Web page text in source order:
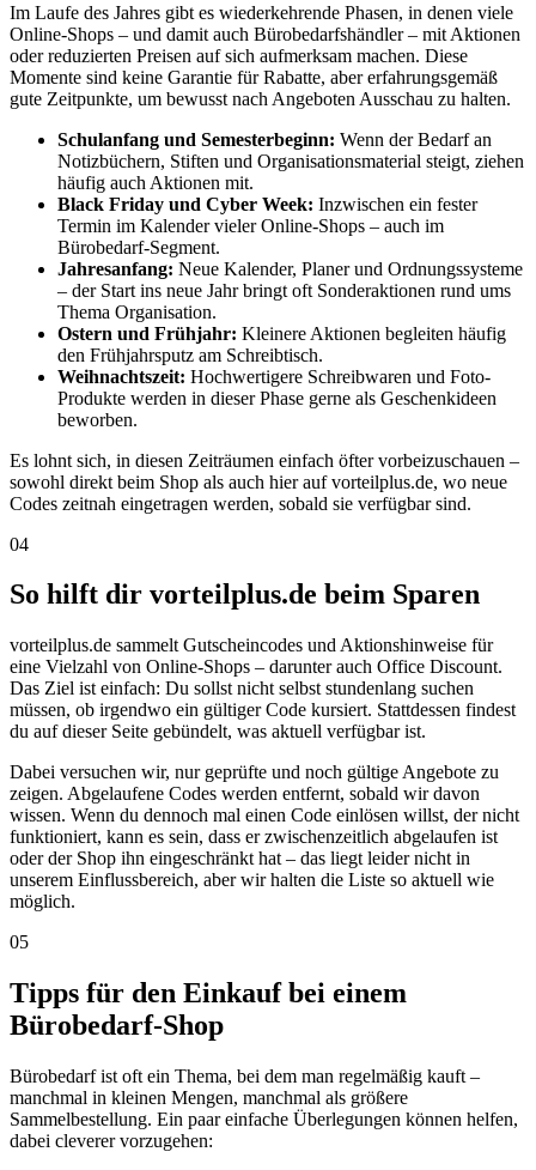
Im Laufe des Jahres gibt es wiederkehrende Phasen, in denen viele
Online-Shops – und damit auch Bürobedarfshändler – mit Aktionen
oder reduzierten Preisen auf sich aufmerksam machen. Diese
Momente sind keine Garantie für Rabatte, aber erfahrungsgemäß
gute Zeitpunkte, um bewusst nach Angeboten Ausschau zu halten.
Schulanfang und Semesterbeginn: Wenn der Bedarf an
Notizbüchern, Stiften und Organisationsmaterial steigt, ziehen
häufig auch Aktionen mit.
Black Friday und Cyber Week: Inzwischen ein fester
Termin im Kalender vieler Online-Shops – auch im
Bürobedarf-Segment.
Jahresanfang: Neue Kalender, Planer und Ordnungssysteme
– der Start ins neue Jahr bringt oft Sonderaktionen rund ums
Thema Organisation.
Ostern und Frühjahr: Kleinere Aktionen begleiten häufig
den Frühjahrsputz am Schreibtisch.
Weihnachtszeit: Hochwertigere Schreibwaren und Foto-
Produkte werden in dieser Phase gerne als Geschenkideen
beworben.
Es lohnt sich, in diesen Zeiträumen einfach öfter vorbeizuschauen –
sowohl direkt beim Shop als auch hier auf vorteilplus.de, wo neue
Codes zeitnah eingetragen werden, sobald sie verfügbar sind.
04
So hilft dir vorteilplus.de beim Sparen
vorteilplus.de sammelt Gutscheincodes und Aktionshinweise für
eine Vielzahl von Online-Shops – darunter auch Office Discount.
Das Ziel ist einfach: Du sollst nicht selbst stundenlang suchen
müssen, ob irgendwo ein gültiger Code kursiert. Stattdessen findest
du auf dieser Seite gebündelt, was aktuell verfügbar ist.
Dabei versuchen wir, nur geprüfte und noch gültige Angebote zu
zeigen. Abgelaufene Codes werden entfernt, sobald wir davon
wissen. Wenn du dennoch mal einen Code einlösen willst, der nicht
funktioniert, kann es sein, dass er zwischenzeitlich abgelaufen ist
oder der Shop ihn eingeschränkt hat – das liegt leider nicht in
unserem Einflussbereich, aber wir halten die Liste so aktuell wie
möglich.
05
Tipps für den Einkauf bei einem
Bürobedarf-Shop
Bürobedarf ist oft ein Thema, bei dem man regelmäßig kauft –
manchmal in kleinen Mengen, manchmal als größere
Sammelbestellung. Ein paar einfache Überlegungen können helfen,
dabei cleverer vorzugehen: